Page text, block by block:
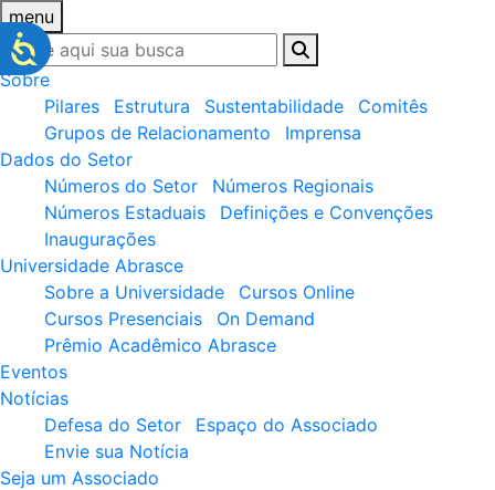
menu
Sobre
Pilares
Estrutura Sustentabilidade
Comitês
Grupos de Relacionamento
Imprensa
Dados do Setor
Números do Setor
Números Regionais
Números Estaduais
Definições e Convenções
Inaugurações
Universidade Abrasce
Sobre a Universidade
Cursos Online
Cursos Presenciais
On Demand
Prêmio Acadêmico Abrasce
Eventos
Notícias
Defesa do Setor
Espaço do Associado
Envie sua Notícia
Seja um Associado